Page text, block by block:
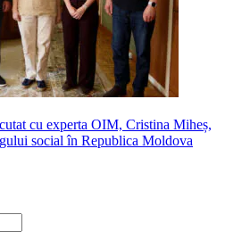
cu experta OIM, Cristina Miheș,
social în Republica Moldova